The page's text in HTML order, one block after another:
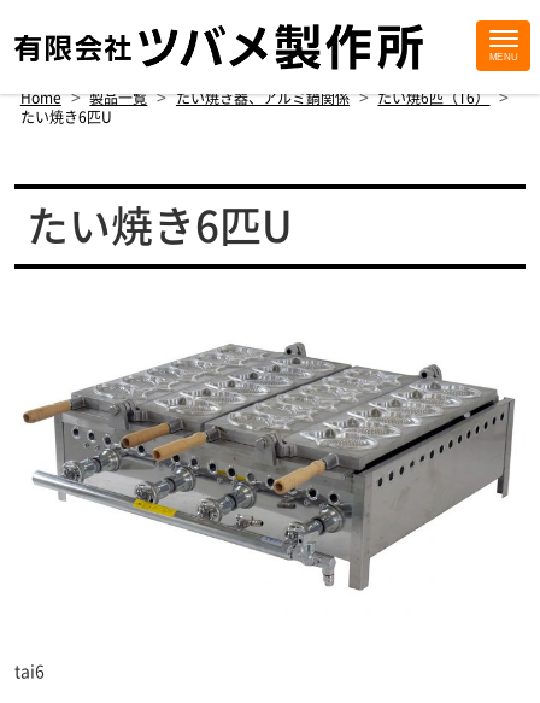
MENU
Home > 製品一覧 > たい焼き器、アルミ鍋関係 > たい焼6匹（T6） >
たい焼き6匹U
たい焼き6匹U
tai6
Footer